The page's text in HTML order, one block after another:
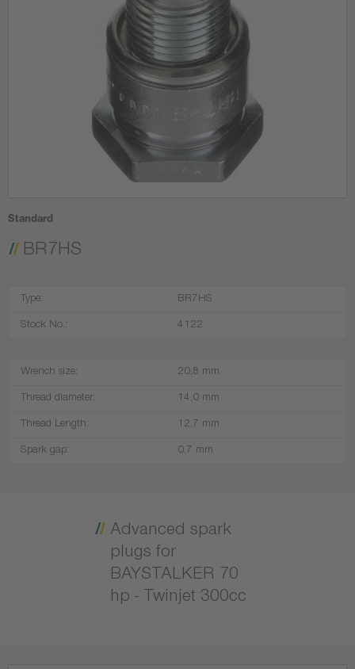
Standard
BR7HS
Type: BR7HS
Stock No.: 4122
Wrench size: 20,8 mm
Thread diameter: 14,0 mm
Thread Length: 12,7 mm
Spark gap: 0,7 mm
Advanced spark
plugs for
BAYSTALKER 70
hp - Twinjet 300cc